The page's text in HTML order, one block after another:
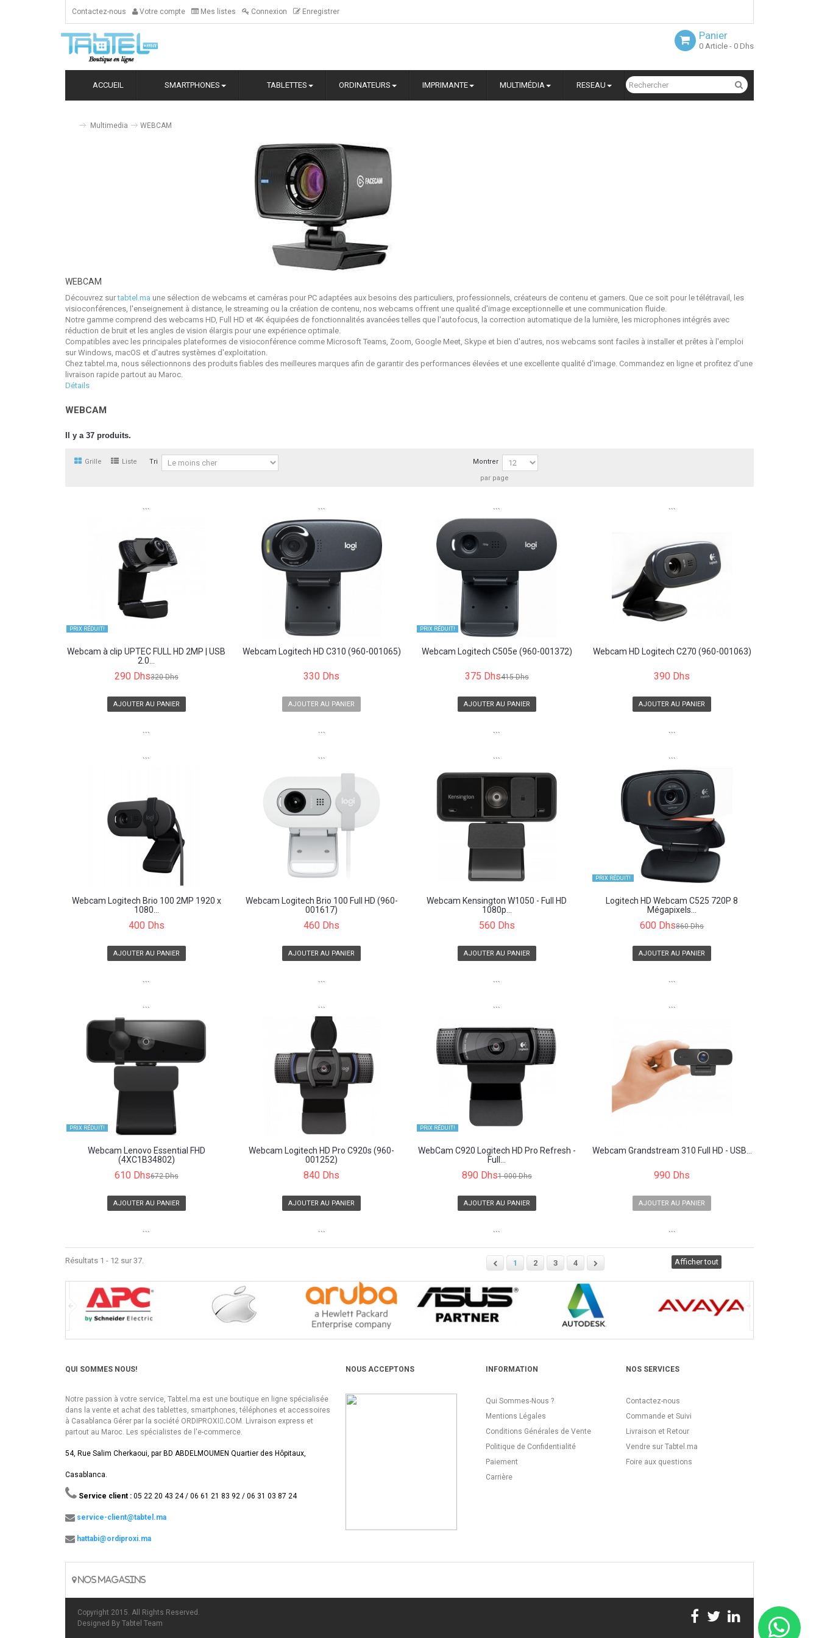
Contactez-nous Votre compte Mes listes Connexion Enregistrer
Panier
0 Article - 0 Dhs
ACCUEIL SMARTPHONES TABLETTES ORDINATEURS IMPRIMANTE MULTIMÉDIA RESEAU
Multimedia WEBCAM
WEBCAM
Découvrez surtabtel.ma une sélection de webcams et caméras pour PC adaptées aux besoins des particuliers, professionnels, créateurs de contenu et gamers. Que ce soit pour le télétravail, les
visioconférences, l'enseignement à distance, le streaming ou la création de contenu, nos webcams offrent une qualité d'image exceptionnelle et une communication fluide.
Notre gamme comprend des webcams HD, Full HD et 4K équipées de fonctionnalités avancées telles que l'autofocus, la correction automatique de la lumière, les microphones intégrés avec
réduction de bruit et les angles de vision élargis pour une expérience optimale.
Compatibles avec les principales plateformes de visioconférence comme Microsoft Teams, Zoom, Google Meet, Skype et bien d'autres, nos webcams sont faciles à installer et prêtes à l'emploi
sur Windows, macOS et d'autres systèmes d'exploitation.
Chez tabtel.ma, nous sélectionnons des produits fiables des meilleures marques afin de garantir des performances élevées et une excellente qualité d'image. Commandez en ligne et profitez d'une
livraison rapide partout au Maroc.
Détails
WEBCAM
Il y a 37 produits.
Grille Liste Tri Montrer
par page
```
Webcam à clip UPTEC FULL HD 2MP | USB
2.0...
290 Dhs320 Dhs
PRIX ​​RÉDUIT!
AJOUTER AU PANIER
```
```
Webcam Logitech HD C310 (960-001065)
330 Dhs
AJOUTER AU PANIER
```
```
Webcam Logitech C505e (960-001372)
375 Dhs415 Dhs
PRIX ​​RÉDUIT!
AJOUTER AU PANIER
```
```
Webcam HD Logitech C270 (960-001063)
390 Dhs
AJOUTER AU PANIER
```
```
Webcam Logitech Brio 100 2MP 1920 x
1080...
400 Dhs
AJOUTER AU PANIER
```
```
Webcam Logitech Brio 100 Full HD (960-
001617)
460 Dhs
AJOUTER AU PANIER
```
```
Webcam Kensington W1050 - Full HD
1080p...
560 Dhs
AJOUTER AU PANIER
```
```
Logitech HD Webcam C525 720P 8
Mégapixels...
600 Dhs860 Dhs
PRIX ​​RÉDUIT!
AJOUTER AU PANIER
```
```
Webcam Lenovo Essential FHD
(4XC1B34802)
610 Dhs672 Dhs
PRIX ​​RÉDUIT!
AJOUTER AU PANIER
```
```
Webcam Logitech HD Pro C920s (960-
001252)
840 Dhs
AJOUTER AU PANIER
```
```
WebCam C920 Logitech HD Pro Refresh -
Full...
890 Dhs1 000 Dhs
PRIX ​​RÉDUIT!
AJOUTER AU PANIER
```
```
Webcam Grandstream 310 Full HD - USB...
990 Dhs
AJOUTER AU PANIER
```
Afficher tout
1 2 3 4
Résultats 1 - 12 sur 37.
QUI SOMMES NOUS!
Notre passion à votre service, Tabtel.ma est une boutique en ligne spécialisée
dans la vente et achat des tablettes, smartphones, téléphones et accessoires
à Casablanca Gérer par la société ORDIPROXI.ِCOM. Livraison express et
partout au Maroc. Les spécialistes de l'e-commerce.
54, Rue Salim Cherkaoui, par BD ABDELMOUMEN Quartier des Hôpitaux,
Casablanca.
Service client : 05 22 20 43 24 / 06 61 21 83 92 / 06 31 03 87 24
service-client@tabtel.ma
hattabi@ordiproxi.ma
NOUS ACCEPTONS INFORMATION
Qui Sommes-Nous ?
Mentions Légales
Conditions Générales de Vente
Politique de Confidentialité
Paiement
Carrière
NOS SERVICES
Contactez-nous
Commande et Suivi
Livraison et Retour
Vendre sur Tabtel.ma
Foire aux questions
NOS MAGASINS
Copyright 2015. All Rights Reserved.
Designed By Tabtel Team